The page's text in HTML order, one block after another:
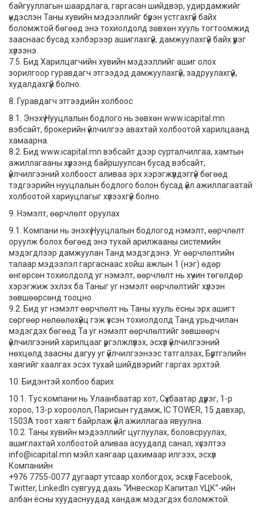
байгууллагын шаардлага, гаргасан шийдвэр, удирдамжийг
үндэслэн Таны хувийн мэдээллийг бүрэн устгахгүй байх
боломжтой бөгөөд энэ тохиолдолд зөвхөн хууль тогтоомжид
зааснаас бусад хэлбэрээр ашиглахгүй, дамжуулахгүй байх үүрэг
хүлээнэ.
7.5. Бид Харилцагчийн хувийн мэдээллийг ашиг олох
зорилгоор гуравдагч этгээдэд дамжуулахгүй, задруулахгүй,
худалдахгүй болно.
8. Гуравдагч этгээдийн холбоос
8.1. Энэхүү Нууцлалын бодлого нь зөвхөн www.icapital.mn
вэбсайт, брокерийн үйлчилгээ авахтай холбоотой харилцаанд
хамаарна.
8.2. Бид www.icapital.mn вэбсайт дээр сурталчилгаа, хамтын
ажиллагааны хүрээнд байршуулсан бусад вэбсайт,
үйлчилгээний холбоост аливаа эрх хэрэгжүүлдэггүй бөгөөд
тэдгээрийн нууцлалын бодлого болон бусад үйл ажиллагаатай
холбоотой хариуцлагыг хүлээхгүй болно.
9. Нэмэлт, өөрчлөлт оруулах
9.1. Компани нь энэхүү Нууцлалын бодлогод нэмэлт, өөрчлөлт
оруулж болох бөгөөд энэ тухай арилжааны системийн
мэдэгдлээр дамжуулан Танд мэдэгдэнэ. Уг өөрчлөлтийн
талаар мэдээлэл гаргаснаас хойш ажлын 1 (нэг) өдөр
өнгөрсөн тохиолдолд уг нэмэлт, өөрчлөлт нь хүчин төгөлдөр
хэрэгжиж эхлэх ба Таныг уг нэмэлт өөрчлөлтийг хүлээн
зөвшөөрсөнд тооцно.
9.2. Бид уг нэмэлт өөрчлөлт нь Таны хууль ёсны эрх ашигт
сөргөөр нөлөөлөхүйц гэж үзсэн тохиолдолд Танд урьдчилан
мэдэгдэх бөгөөд Та уг нэмэлт өөрчлөлтийг зөвшөөрч
үйлчилгээний харилцааг үргэлжлүүлэх, эсхүл үйлчилгээний
нөхцөлд заасны дагуу уг үйлчилгээнээс татгалзах, Бүртгэлийн
хаягийг хаалгах эсэх тухай шийдвэрийг гаргах эрхтэй.
10. Бидэнтэй холбоо барих
10.1. Тус компани нь Улаанбаатар хот, Сүхбаатар дүүрэг, 1-р
хороо, 13-р хороолол, Парисын гудамж, IC TOWER, 15 давхар,
1503А тоот хаягт байрлаж үйл ажиллагаа явуулна.
10.2. Таны хувийн мэдээллийг цуглуулах, боловсруулах,
ашиглахтай холбоотой аливаа асуудалд санал, хүсэлтээ
info@icapital.mn мэйл хаягаар цахимаар илгээх, эсхүл
Компанийн
+976 7755-0077 дугаарт утсаар холбогдох, эсхүл Facebook,
Twitter, LinkedIn сувгууд дахь “Инвескор Капитал ҮЦК”-ийн
албан ёсны хуудаснуудад хандаж мэдэгдэх боломжтой.